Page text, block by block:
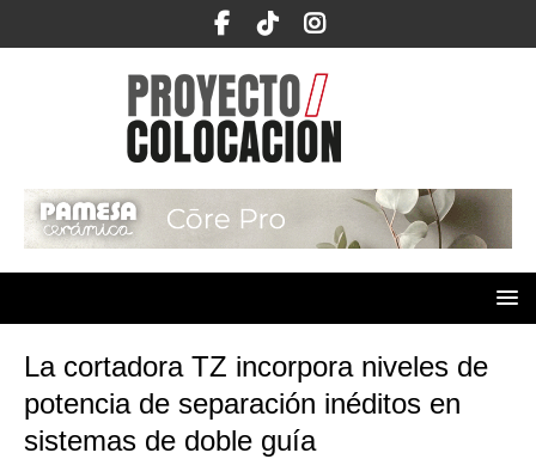
La cortadora TZ incorpora niveles de
potencia de separación inéditos en
sistemas de doble guía